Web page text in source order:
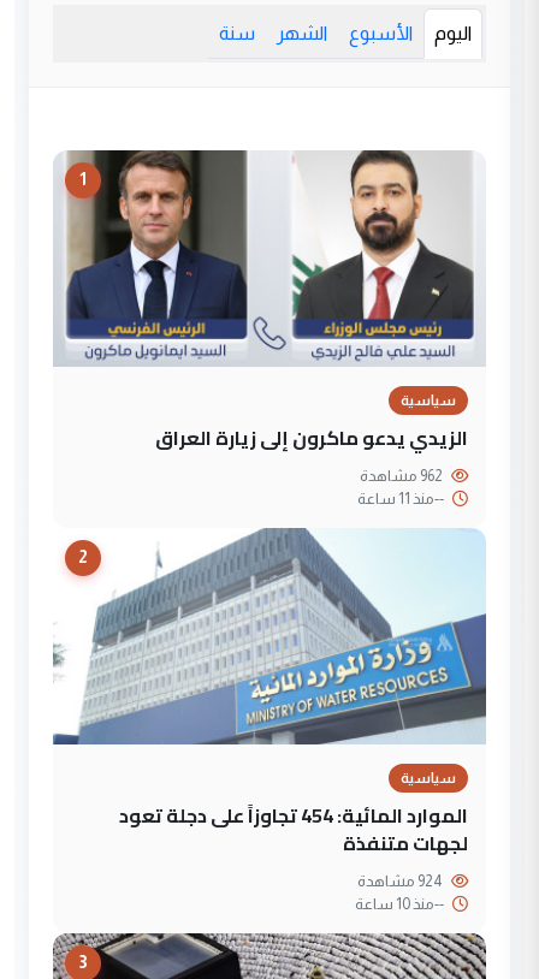
اليوم الأسبوع الشهر سنة
1
سياسية
الزيدي يدعو ماكرون إلى زيارة العراق
--منذ 11 ساعة
2
سياسية
الموارد المائية: 454 تجاوزاً على دجلة تعود
لجهات متنفذة
--منذ 10 ساعة
3